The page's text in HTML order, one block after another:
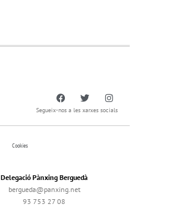
Segueix-nos a les xarxes socials
Cookies
Delegació Pànxing Berguedà
bergueda@panxing.net
93 753 27 08